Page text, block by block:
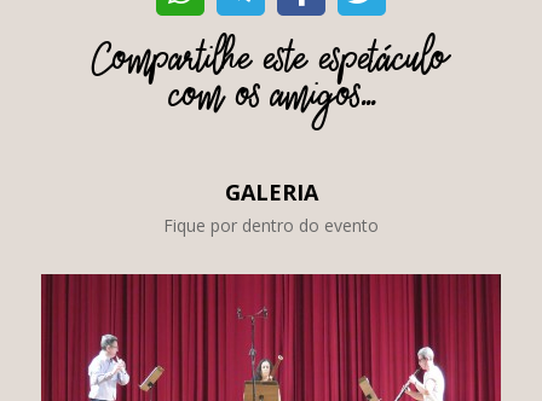
Compartilhe este espetáculo
com os amigos...
GALERIA
Fique por dentro do evento